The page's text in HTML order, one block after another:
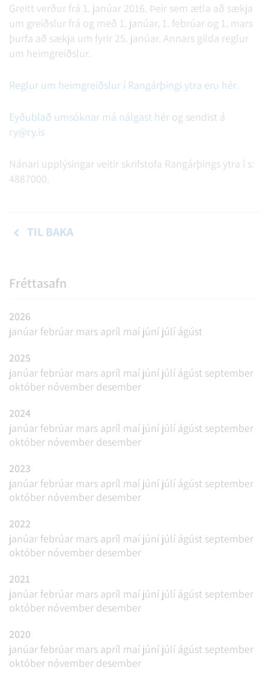
Greitt verður frá 1. janúar 2016. Þeir sem ætla að sækja
um greiðslur frá og með 1. janúar, 1. febrúar og 1. mars
þurfa að sækja um fyrir 25. janúar. Annars gilda reglur
um heimgreiðslur.
Reglur um heimgreiðslur í Rangárþingi ytra eru hér.
Eyðublað umsóknar má nálgast hér og sendist á
ry@ry.is
Nánari upplýsingar veitir skrifstofa Rangárþings ytra í s:
4887000.
TIL BAKA
Fréttasafn
2026
janúar febrúar mars apríl maí júní júlí ágúst
2025
janúar febrúar mars apríl maí júní júlí ágúst september
október nóvember desember
2024
janúar febrúar mars apríl maí júní júlí ágúst september
október nóvember desember
2023
janúar febrúar mars apríl maí júní júlí ágúst september
október nóvember desember
2022
janúar febrúar mars apríl maí júní júlí ágúst september
október nóvember desember
2021
janúar febrúar mars apríl maí júní júlí ágúst september
október nóvember desember
2020
janúar febrúar mars apríl maí júní júlí ágúst september
október nóvember desember